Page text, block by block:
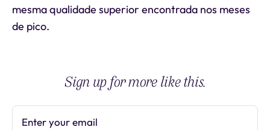
mesma qualidade superior encontrada nos meses
de pico.
Sign up for more like this.
Enter your email